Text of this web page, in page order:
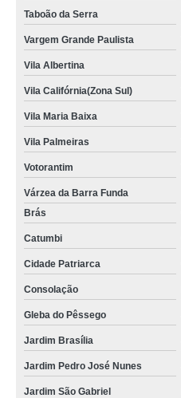
Taboão da Serra
Vargem Grande Paulista
Vila Albertina
Vila Califórnia(Zona Sul)
Vila Maria Baixa
Vila Palmeiras
Votorantim
Várzea da Barra Funda
Brás
Catumbi
Cidade Patriarca
Consolação
Gleba do Pêssego
Jardim Brasília
Jardim Pedro José Nunes
Jardim São Gabriel